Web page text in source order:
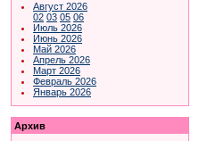
Август 2026
02 03 05 06
Июль 2026
Июнь 2026
Май 2026
Апрель 2026
Март 2026
Февраль 2026
Январь 2026
Архив